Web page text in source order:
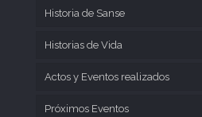
Historia de Sanse
Historias de Vida
Actos y Eventos realizados
Próximos Eventos